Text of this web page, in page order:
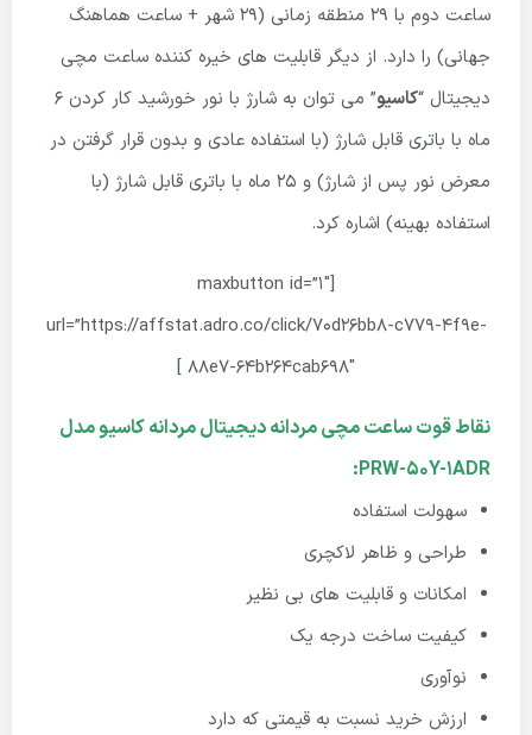
ساعت دوم با 29 منطقه زمانی (29 شهر + ساعت هماهنگ
جهانی) را دارد. از دیگر قابلیت های خیره کننده ساعت مچی
دیجیتال “کاسیو
” می توان به شارژ با نور خورشید کار کردن 6
ماه با باتری قابل شارژ (با استفاده عادی و بدون قرار گرفتن در
معرض نور پس از شارژ) و 25 ماه با باتری قابل شارژ (با
استفاده بهینه) اشاره کرد.
[maxbutton id=”1″
url=”https://affstat.adro.co/click/70d26bb8-c779-4f9e-
88e7-64b264cab698″ ]
نقاط قوت ساعت مچی مردانه دیجیتال مردانه کاسیو مدل
PRW-50Y-1ADR:
سهولت استفاده
طراحی و ظاهر لاکچری
امکانات و قابلیت های بی نظیر
کیفیت ساخت درجه یک
نوآوری
ارزش خرید نسبت به قیمتی که دارد